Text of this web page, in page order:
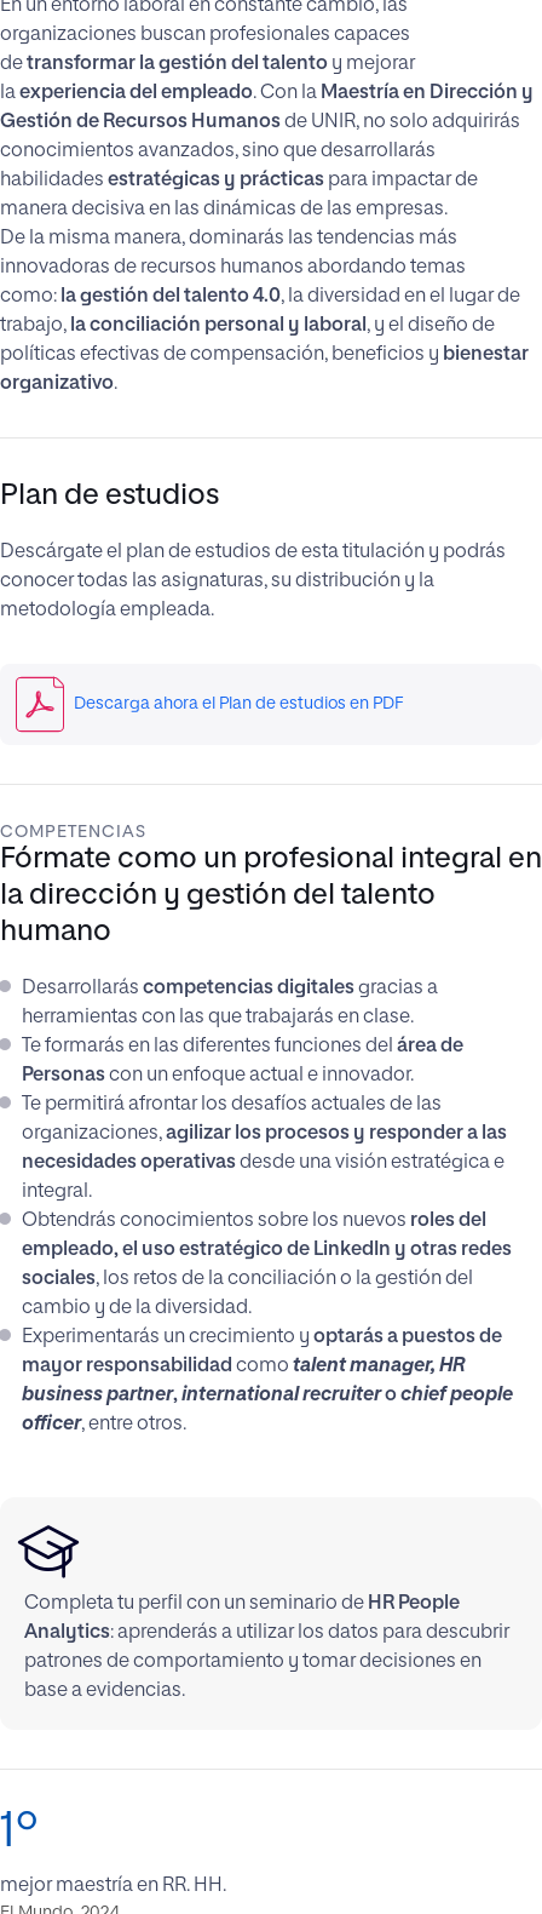
En un entorno laboral en constante cambio, las
organizaciones buscan profesionales capaces
detransformar la gestión del talento y mejorar
laexperiencia del empleado. Con la Maestría en Dirección y
Gestión de Recursos Humanosde UNIR, no solo adquirirás
conocimientos avanzados, sino que desarrollarás
habilidades estratégicas y prácticas para impactar de
manera decisiva en las dinámicas de las empresas.
De la misma manera, dominarás las tendencias más
innovadoras de recursos humanos abordando temas
como: la gestión del talento 4.0, la diversidad en el lugar de
trabajo, la conciliación personal y laboral , y el diseño de
políticas efectivas de compensación, beneficios y bienestar
organizativo.
Plan de estudios
Descárgate el plan de estudios de esta titulación y podrás
conocer todas las asignaturas, su distribución y la
metodología empleada.
Descarga ahora el Plan de estudios en PDF
COMPETENCIAS
Fórmate como un profesional integral en
la dirección y gestión del talento
humano
Desarrollarás competencias digitalesgracias a
herramientas con las que trabajarás en clase.
Te formarás en las diferentes funciones del área de
Personascon un enfoque actual e innovador.
Te permitirá afrontar los desafíos actuales de las
organizaciones,agilizar los procesos y responder a las
necesidades operativasdesde una visión estratégica e
integral.
Obtendrás conocimientos sobre los nuevos roles del
empleado, el uso estratégico de LinkedIn y otras redes
sociales, los retos de la conciliación o la gestión del
cambio y de la diversidad.
Experimentarás un crecimiento y optarás a puestos de
mayor responsabilidad como talent manager, HR
business partner,international recruiterochief people
officer, entre otros.
Completa tu perfil con un seminario de HR People
Analytics: aprenderás a utilizar los datos para descubrir
patrones de comportamiento y tomar decisiones en
base a evidencias.
1º
mejor maestría en RR. HH.